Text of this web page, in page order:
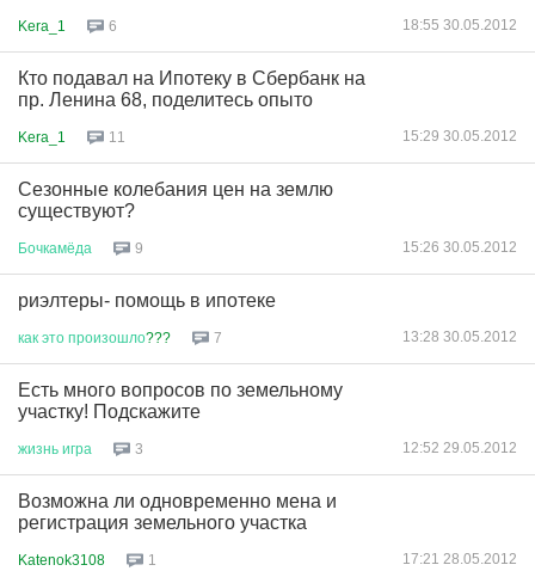
Kera_1 6 18:55 30.05.2012
Кто подавал на Ипотеку в Сбербанк на
пр. Ленина 68, поделитесь опыто
Kera_1 11 15:29 30.05.2012
Сезонные колебания цен на землю
существуют?
Бочкамёда 9 15:26 30.05.2012
риэлтеры- помощь в ипотеке
как это произошло??? 7 13:28 30.05.2012
Есть много вопросов по земельному
участку! Подскажите
жизнь игра 3 12:52 29.05.2012
Возможна ли одновременно мена и
регистрация земельного участка
Katenok3108 1 17:21 28.05.2012